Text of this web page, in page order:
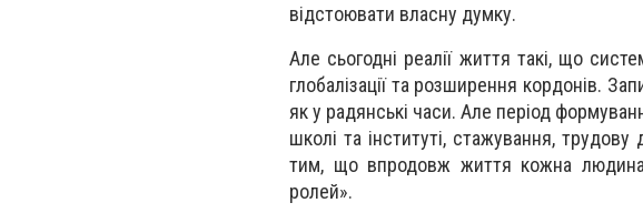
відстоювати власну думку.
Але сьогодні реалії життя такі, що
глобалізації та розширення кордонів.
як у радянські часи. Але період
школі та інституті, стажування,
тим, що впродовж життя кожна людина
ролей».